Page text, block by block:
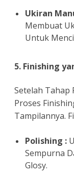
Ukiran
Membuat
Untuk
5. Finishing
Setelah Tahap
Proses
Tampilannya.
Polishing :
Sempurna
Glosy.